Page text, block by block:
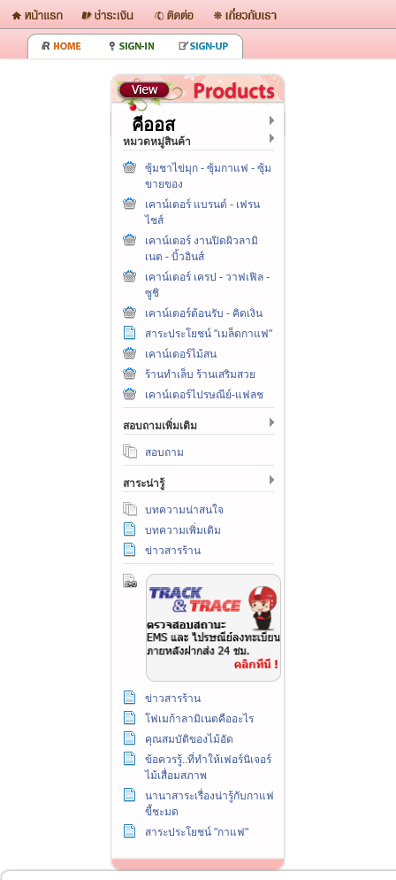
คีออส
หมวดหมู่สินค้า
ซุ้มชาไข่มุก - ซุ้มกาแฟ - ซุ้ม
ขายของ
เคาน์เตอร์ แบรนด์ - เฟรน
ไชส์
เคาน์เตอร์ งานปิดผิวลามิ
เนต - บิ้วอินส์
เคาน์เตอร์ เครป - วาฟเฟิล -
ซูชิ
เคาน์เตอร์ต้อนรับ - คิดเงิน
สาระประโยชน์ "เมล็ดกาแฟ"
เคาน์เตอร์ไม้สน
ร้านทำเล็บ ร้านเสริมสวย
เคาน์เตอร์ไปรษณีย์-แฟลช
สอบถามเพิ่มเติม
สอบถาม
สาระน่ารู้
บทความน่าสนใจ
บทความเพิ่มเติม
ข่าวสารร้าน
ข่าวสารร้าน
โฟเมก้าลามิเนตคืออะไร
คุณสมบัติของไม้อัด
ข้อควรรู้..ที่ทำให้เฟอร์นิเจอร์
ไม้เสื่อมสภาพ
นานาสาระเรื่องน่ารู้กับกาแฟ
ขี้ชะมด
สาระประโยชน์ "กาแฟ"